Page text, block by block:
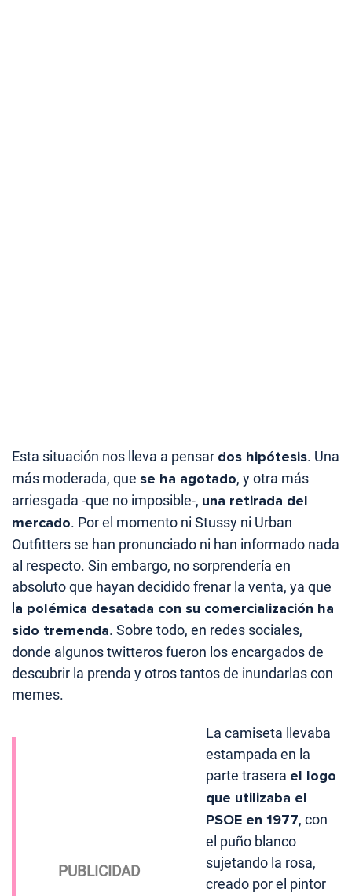
Esta situación nos lleva a pensar dos hipótesis. Una
más moderada, que se ha agotado, y otra más
arriesgada -que no imposible-, una retirada del
mercado. Por el momento ni Stussy ni Urban
Outfitters se han pronunciado ni han informado nada
al respecto. Sin embargo, no sorprendería en
absoluto que hayan decidido frenar la venta, ya que
a polémica desatada con su comercialización ha
sido tremenda. Sobre todo, en redes sociales,
donde algunos twitteros fueron los encargados de
descubrir la prenda y otros tantos de inundarlas con
memes.
La camiseta llevaba
estampada en la
parte trasera el logo
que utilizaba el
PSOE en 1977, con
el puño blanco
sujetando la rosa,
creado por el pintor